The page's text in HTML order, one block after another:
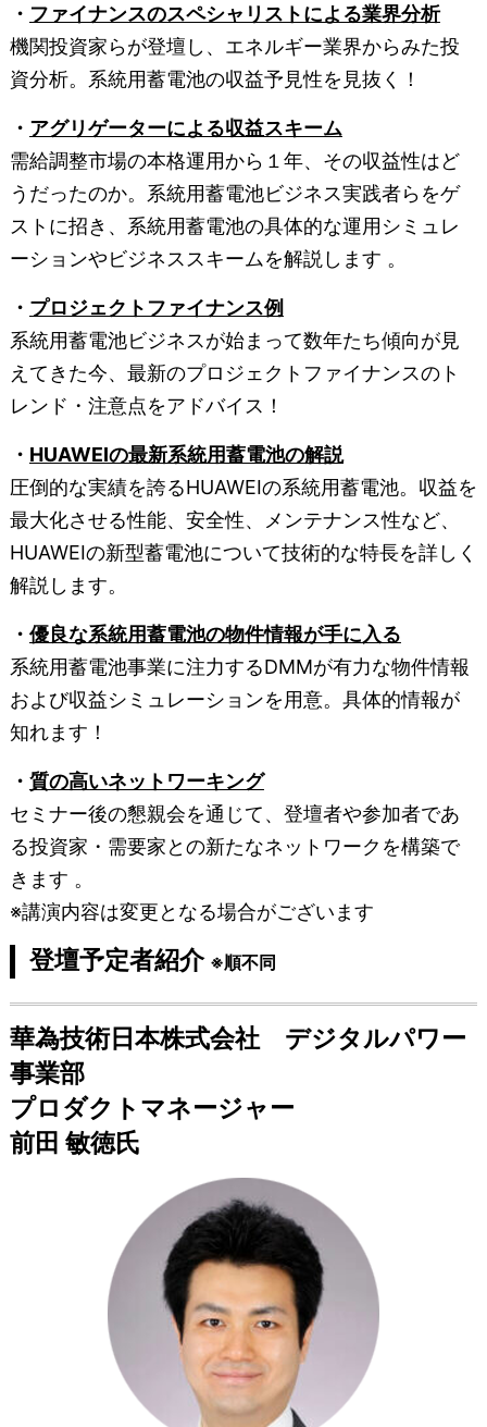
・ ファイナンスのスペシャリストによる業界分析
機関投資家らが登壇し、エネルギー業界からみた投
資分析。系統用蓄電池の収益予見性を見抜く！
・ アグリゲーターによる収益スキーム
需給調整市場の本格運用から１年、その収益性はど
うだったのか。系統用蓄電池ビジネス実践者らをゲ
ストに招き、系統用蓄電池の具体的な運用シミュレ
ーションやビジネススキームを解説します 。
・ プロジェクトファイナンス例
系統用蓄電池ビジネスが始まって数年たち傾向が見
えてきた今、最新のプロジェクトファイナンスのト
レンド・注意点をアドバイス！
・ HUAWEIの最新系統用蓄電池の解説
圧倒的な実績を誇るHUAWEIの系統用蓄電池。収益を
最大化させる性能、安全性、メンテナンス性など、
HUAWEIの新型蓄電池について技術的な特長を詳しく
解説します。
・ 優良な系統用蓄電池の物件情報が手に入る
系統用蓄電池事業に注力するDMMが有力な物件情報
および収益シミュレーションを用意。具体的情報が
知れます！
・ 質の高いネットワーキング
セミナー後の懇親会を通じて、登壇者や参加者であ
る投資家・需要家との新たなネットワークを構築で
きます 。
※講演内容は変更となる場合がございます
登壇予定者紹介 ※順不同
華為技術日本株式会社 デジタルパワー
事業部
プロダクトマネージャー
前田 敏徳氏